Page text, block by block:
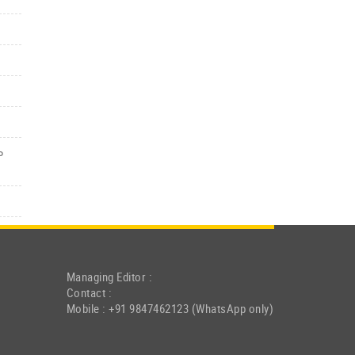
Managing Editor :
Contact :
Mobile : +91 9847462123 (WhatsApp only)